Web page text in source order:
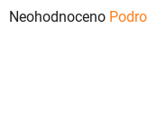
Průměrné
Neohodnoceno